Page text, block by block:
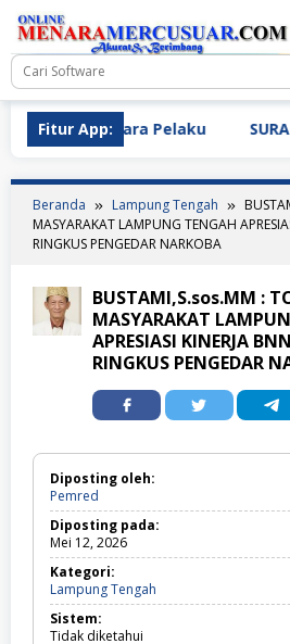
Loncat
konten
Fitur App:
Para Pelaku SURAT
Beranda Lampung Tengah
MASYARAKAT LAMPUNG TENGAH
RINGKUS PENGEDAR NARKOBA
BUSTAMI,S.sos.MM :
MASYARAKAT
APRESIASI KINERJA
RINGKUS PENGEDAR
Diposting oleh:
Pemred
Diposting pada:
Mei 12, 2026
Kategori:
Lampung Tengah
a
Sistem:
Tidak diketahui